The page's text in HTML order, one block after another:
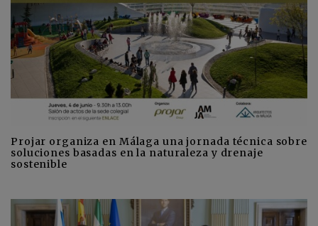
Projar organiza en Málaga una jornada técnica sobre
soluciones basadas en la naturaleza y drenaje
sostenible